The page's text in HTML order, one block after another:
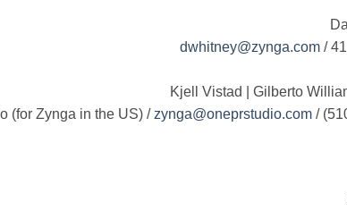
dwhitney@zynga.com /
Kjell Vistad | Gilberto
(for Zynga in the US) / zynga@oneprstudio.com /